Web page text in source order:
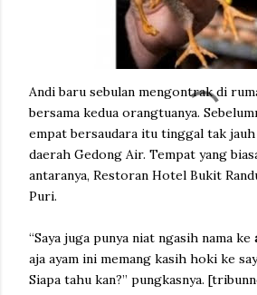
Andi baru sebulan mengontrak di
bersama kedua orangtuanya.
empat bersaudara itu tinggal tak jauh
daerah Gedong Air. Tempat yang
antaranya, Restoran Hotel Bukit
Puri.
“Saya juga punya niat ngasih nama ke
aja ayam ini memang kasih hoki ke
Siapa tahu kan?” pungkasnya.